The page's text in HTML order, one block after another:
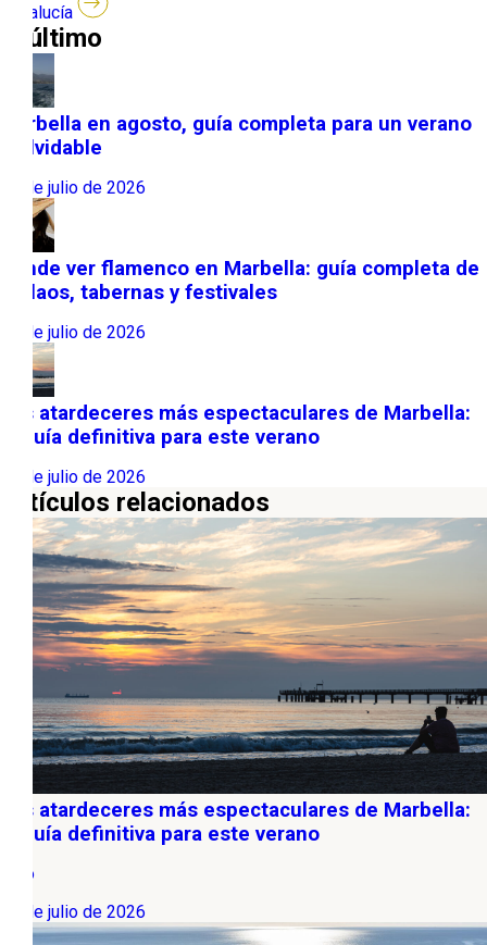
Andalucía
lo último
Marbella en agosto, guía completa para un verano
inolvidable
31 de julio de 2026
Dónde ver flamenco en Marbella: guía completa de
tablaos, tabernas y festivales
22 de julio de 2026
Los atardeceres más espectaculares de Marbella:
la guía definitiva para este verano
13 de julio de 2026
Artículos relacionados
Los atardeceres más espectaculares de Marbella:
la guía definitiva para este verano
Ocio
13 de julio de 2026